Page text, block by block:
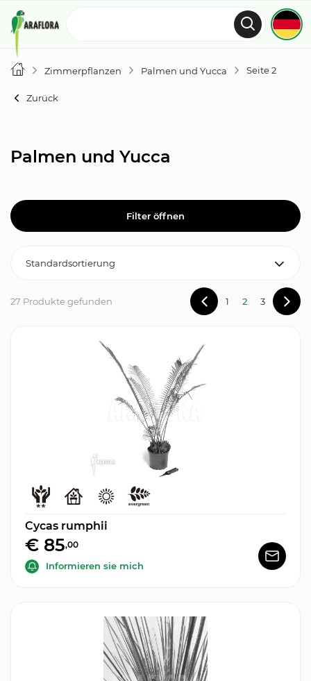
Zimmerpflanzen Palmen und Yucca Seite 2
Zurück
Palmen und Yucca
Filter öffnen
27 Produkte gefunden 1 2 3
Cycas rumphii
€ 85,00
Informieren sie mich